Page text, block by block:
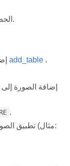
الحصول على مرجع شريحة بواسطة فهرستها.
add_table .
إضافة الصورة
.
تطبيق الصورة على خلية الجدول واختيار وضع التعبئة (مثال: